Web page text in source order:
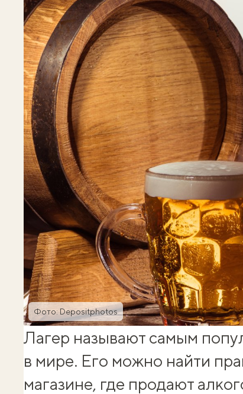
Фото: Depositphotos
Лагер называют самым
в мире. Его можно найти
магазине, где продают